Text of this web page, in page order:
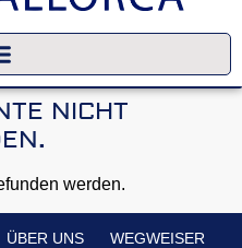
NICHT
werden.
ÜBER UNS WEGWEISER